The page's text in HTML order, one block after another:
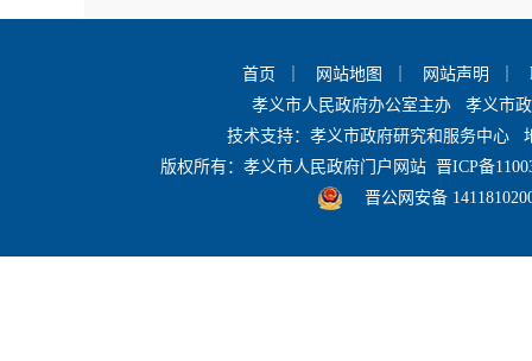
重点领域信息公开
监管服务处罚类
信息公开
+
+
首页 网站地图 网站声明
孝义市人民政府办公室主办 孝义市
技术支持：孝义市政府研究和服务中心
版权所有：孝义市人民政府门户网站 晋ICP备
晋公网安备